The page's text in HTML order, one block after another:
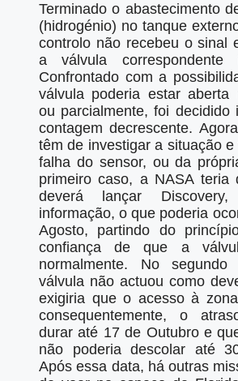
Terminado o abastecimento
(hidrogénio) no tanque
controlo não recebeu o sinal
a válvula correspondente
Confrontado com a
válvula poderia estar aberta
ou parcialmente, foi decidido
contagem decrescente.
têm de investigar a situação
falha do sensor, ou da
primeiro caso, a NASA teria
deverá lançar
informação, o que poderia
Agosto, partindo do
confiança de que a
normalmente. No
válvula não actuou como
exigiria que o acesso à
consequentemente, o
durar até 17 de Outubro e
não poderia descolar até
Após essa data, há outras